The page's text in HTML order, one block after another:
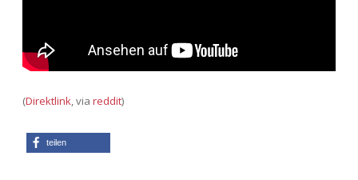
Adventskalender 2015
Adventskalender 2016
(Direktlink, via reddit)
teilen